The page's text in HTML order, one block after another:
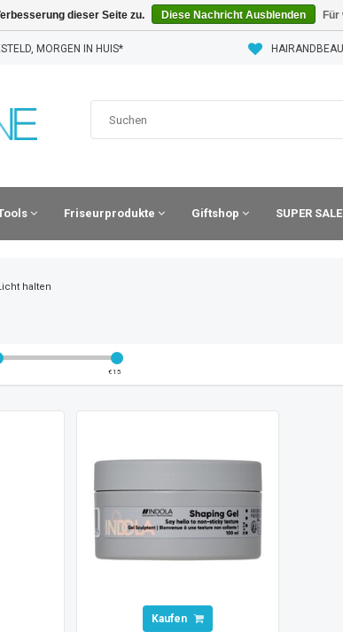
MORGEN IN HUIS*
Friseurprodukte Giftshop SUPER
halten
€15
Kaufen
dieser Seite zu. Diese Nachricht Ausblenden